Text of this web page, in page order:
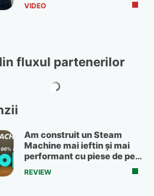
VIDEO
fluxul partenerilor
Am construit un Steam
Machine mai ieftin și mai
performant cu piese de pe
OLX
REVIEW